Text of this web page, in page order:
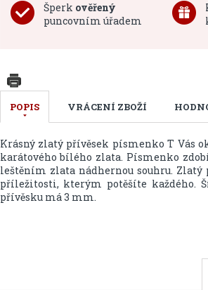
Šperk ověřený
puncovním úřadem
POPIS VRÁCENÍ ZBOŽÍ
Krásný zlatý přívěsek písmenko T Vás
karátového bílého zlata. Písmenko
leštěním zlata nádhernou souhru.
příležitosti, kterým potěšíte každého.
přívěsku má 3 mm.